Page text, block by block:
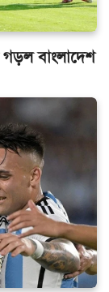
বাংলাদেশ